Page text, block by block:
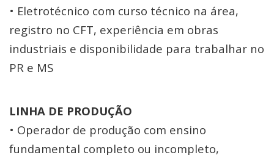
• Eletrotécnico com curso técnico na área,
registro no CFT, experiência em obras
industriais e disponibilidade para trabalhar no
PR e MS
LINHA DE PRODUÇÃO
• Operador de produção com ensino
fundamental completo ou incompleto,